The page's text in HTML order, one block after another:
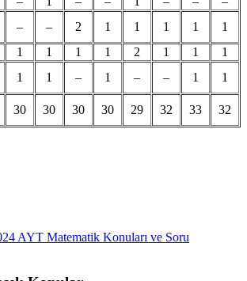
30 30 30 30 29 32 33 32
– – 2 1 1 1 1
1
1 1 1 1 2 1 1
1
1 1 – 1 – – 1 1
AYT Matematik Konuları ve Soru